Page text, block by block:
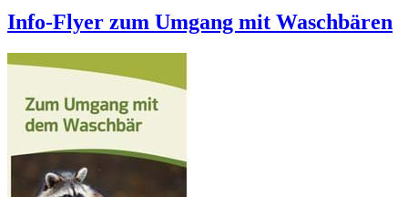
Info-Flyer zum Umgang mit Waschbären